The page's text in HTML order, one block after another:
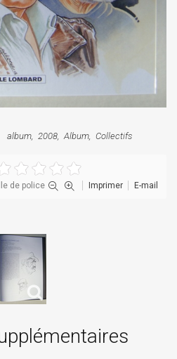
album 2008 Album Collectifs
de police Imprimer E-mail